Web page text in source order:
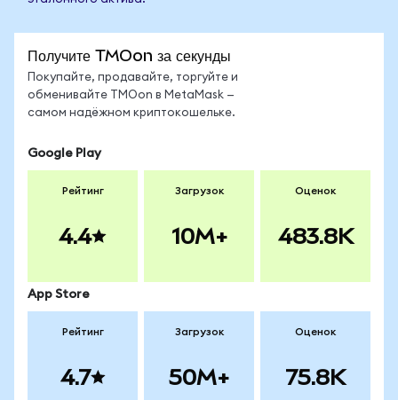
Получите TMOon за секунды
Покупайте, продавайте, торгуйте и
обменивайте TMOon в MetaMask —
самом надёжном криптокошельке.
Google Play
Рейтинг
4.4
Загрузок
10M+
Оценок
483.8K
App Store
Рейтинг
4.7
Загрузок
50M+
Оценок
75.8K